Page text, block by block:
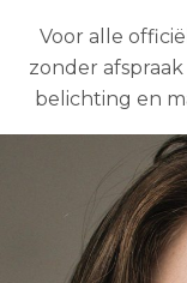
Voor alle
zonder
belichting en